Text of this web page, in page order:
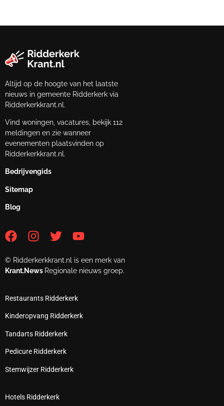
Altijd op de hoogte van het laatste
nieuws in gemeente Ridderkerk via
Ridderkerkkrant.nl.
Vind woningen, vacatures, bekijk 112
meldingen en zie wanneer
evenementen plaatsvinden op
Ridderkerkkrant.nl.
Bedrijvengids
Sitemap
Blog
© Ridderkerkkrant.nl is een merk van
Krant.News Regionale nieuws groep.
Restaurants Ridderkerk
Kinderopvang Ridderkerk
Tandarts Ridderkerk
Pedicure Ridderkerk
Stemwijzer Ridderkerk
Hotels Ridderkerk